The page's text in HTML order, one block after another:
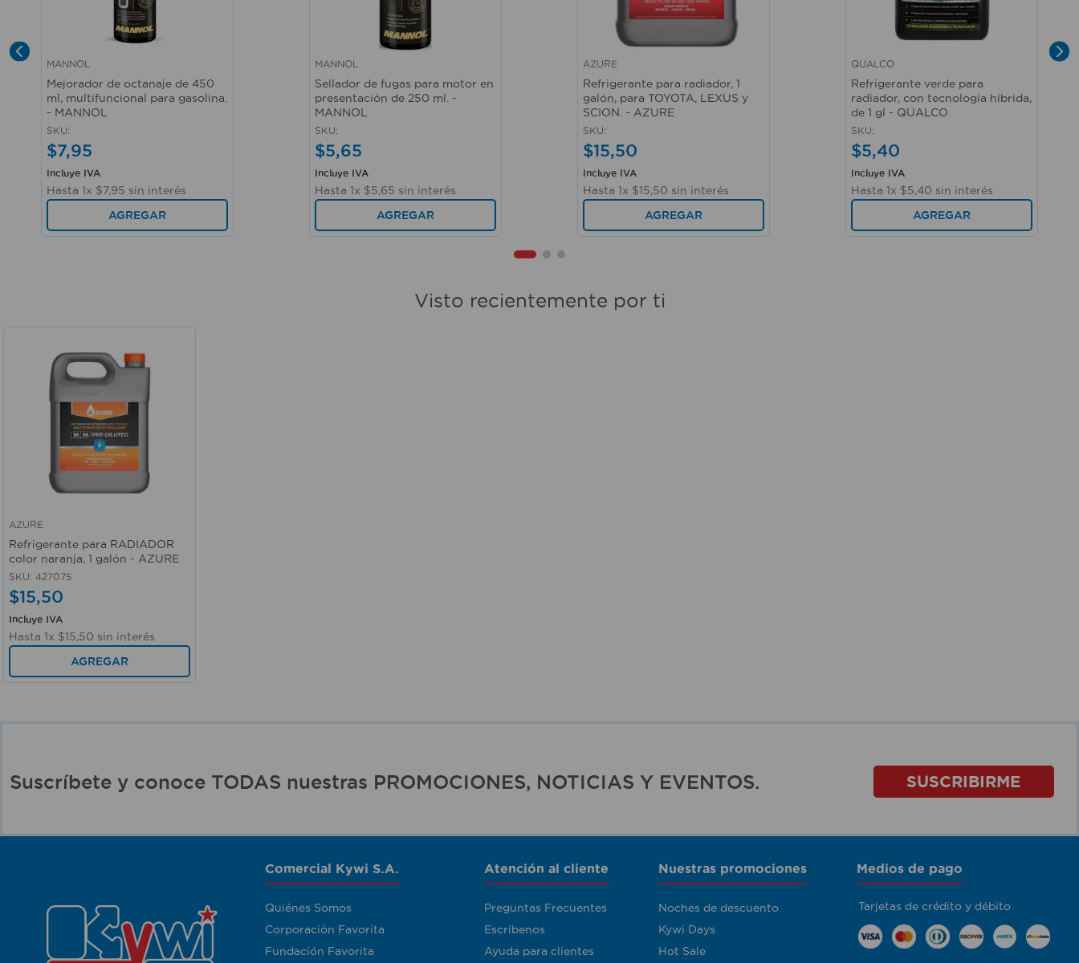
MANNOL
Mejorador de octanaje de 450
ml, multifuncional para gasolina.
- MANNOL
SKU:
$7,95
Incluye IVA
Hasta 1x $7,95 sin interés
AGREGAR
MANNOL
Sellador de fugas para motor en
presentación de 250 ml. -
MANNOL
SKU:
$5,65
Incluye IVA
Hasta 1x $5,65 sin interés
AGREGAR
AZURE
Refrigerante para radiador, 1
galón, para TOYOTA, LEXUS y
SCION. - AZURE
SKU:
$15,50
Incluye IVA
Hasta 1x $15,50 sin interés
AGREGAR
QUALCO
Refrigerante verde para
radiador, con tecnología híbrida,
de 1 gl - QUALCO
SKU:
$5,40
Incluye IVA
Hasta 1x $5,40 sin interés
AGREGAR
Visto recientemente por ti
AZURE
Refrigerante para RADIADOR
color naranja, 1 galón - AZURE
SKU: 427075
$15,50
Incluye IVA
Hasta 1x $15,50 sin interés
AGREGAR
Suscríbete y conoce TODAS nuestras PROMOCIONES, NOTICIAS Y EVENTOS. SUSCRIBIRME
Comercial Kywi S.A.
Quiénes Somos
Corporación Favorita
Fundación Favorita
Atención al cliente
Preguntas Frecuentes
Escríbenos
Ayuda para clientes
Nuestras promociones
Noches de descuento
Kywi Days
Hot Sale
Medios de pago
Tarjetas de crédito y débito